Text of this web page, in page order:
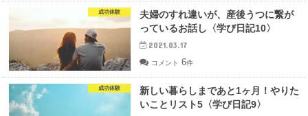
成功体験
夫婦のすれ違いが、産後うつに繋が
っているお話し〈学び日記10〉
2021.03.17
コメント 6件
成功体験
新しい暮らしまであと1ヶ月！やりた
いことリスト5〈学び日記9〉